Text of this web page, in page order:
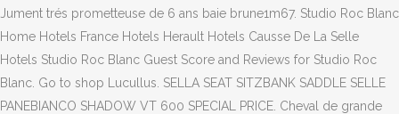
Jument trés prometteuse de 6 ans baie brune1m67. Studio Roc Blanc
Home Hotels France Hotels Herault Hotels Causse De La Selle
Hotels Studio Roc Blanc Guest Score and Reviews for Studio Roc
Blanc. Go to shop Lucullus. SELLA SEAT SITZBANK SADDLE SELLE
PANEBIANCO SHADOW VT 600 SPECIAL PRICE. Cheval de grande